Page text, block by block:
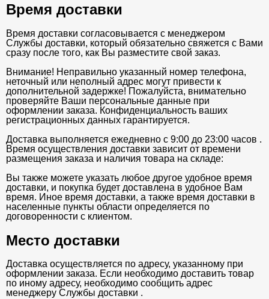
Время доставки
Время доставки согласовывается с менеджером
Службы доставки, который обязательно свяжется с Вами
сразу после того, как Вы разместите свой заказ.
Внимание! Неправильно указанный номер телефона,
неточный или неполный адрес могут привести к
дополнительной задержке! Пожалуйста, внимательно
проверяйте Ваши персональные данные при
оформлении заказа. Конфиденциальность ваших
регистрационных данных гарантируется.
Доставка выполняется ежедневно с 9:00 до 23:00 часов .
Время осуществления доставки зависит от времени
размещения заказа и наличия товара на складе:
Вы также можете указать любое другое удобное время
доставки, и покупка будет доставлена в удобное Вам
время. Иное время доставки, а также время доставки в
населенные пункты области определяется по
договоренности с клиентом.
Место доставки
Доставка осуществляется по адресу, указанному при
оформлении заказа. Если необходимо доставить товар
по иному адресу, необходимо сообщить адрес
менеджеру Службы доставки .